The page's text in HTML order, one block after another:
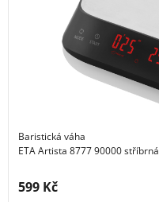
Baristická váha
ETA Artista 8777 90000 stříbrná
Cena s DPH:
599 Kč